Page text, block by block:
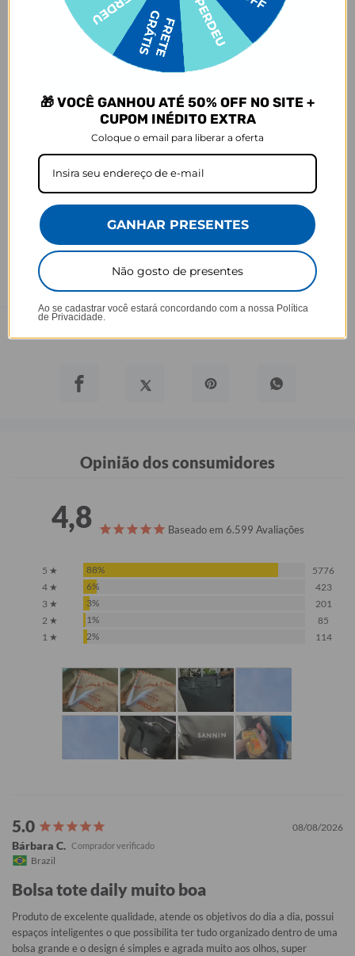
selecionada, mesmo quando não há customização com nome
- Por isso, é super importante conferir com atenção todos os
detalhes antes de finalizar a compra, como modelo, estampa e
variações escolhidas.
cancelamentos ou alterações, pois o produto não pode retornar
- O produto tem uma garantia de 90 dias contra defeitos de
fabricação, costura e montagem, e 6 meses contra defeitos de
personalização.
*A imagem do produto é ilustrativa e pode variar de tonalidade e
cor de acordo com a configuração de cada tela.
Observação: Para verificar se o seu notebook é compatível com a
nossa Tote Bag Daily, consulte as dimensões no carrossel de
imagens do produto.
Opinião dos consumidores
4,8 Baseado em 6.599 Avaliações
5 ★ 88%
5776
4 ★
6%
423
3 ★
3%
201
2 ★
1%
85
1 ★
2% 114
08/08/2026
Bárbara C.
Brazil
Bolsa tote daily muito boa
Produto de excelente qualidade, atende os objetivos do dia a dia, possui
espaços inteligentes o que possibilita ter tudo organizado dentro de uma
bolsa grande e o design é simples e agrada muito aos olhos, super
🎁 VOCÊ GANHOU ATÉ 50% OFF NO SITE +
CUPOM INÉDITO EXTRA
Coloque o email para liberar a oferta
GANHAR PRESENTES
Não gosto de presentes
Ao se cadastrar você estará concordando com a nossa Política
de Privacidade.